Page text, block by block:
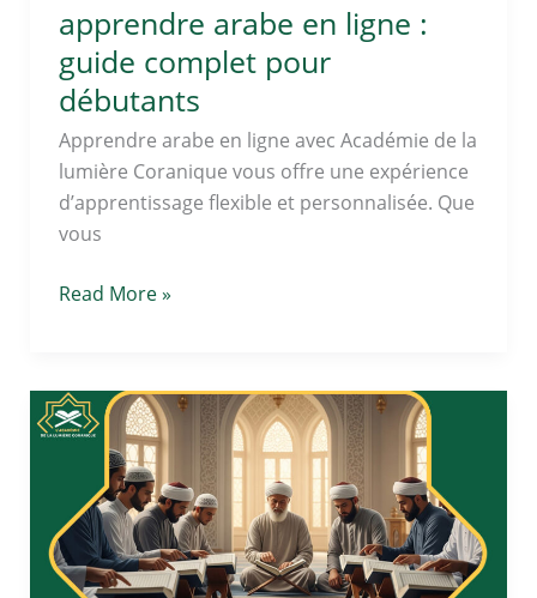
apprendre arabe en ligne :
guide complet pour
débutants
Apprendre arabe en ligne avec Académie de la
lumière Coranique vous offre une expérience
d’apprentissage flexible et personnalisée. Que
vous
Read More »
apprentissage
de
lecture
du
coran